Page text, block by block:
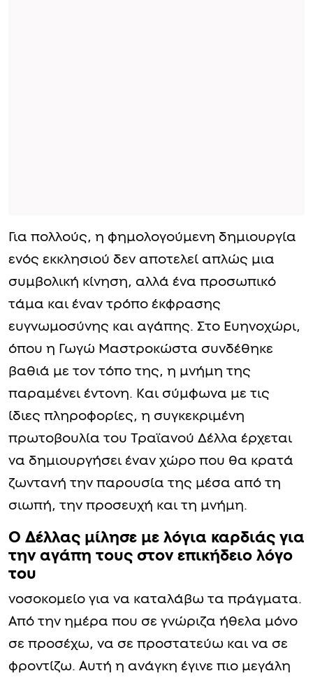
Για πολλούς, η φημολογούμενη δημιουργία
ενός εκκλησιού δεν αποτελεί απλώς μια
συμβολική κίνηση, αλλά ένα προσωπικό
τάμα και έναν τρόπο έκφρασης
ευγνωμοσύνης και αγάπης. Στο Ευηνοχώρι,
όπου η Γωγώ Μαστροκώστα συνδέθηκε
βαθιά με τον τόπο της, η μνήμη της
παραμένει έντονη. Και σύμφωνα με τις
ίδιες πληροφορίες, η συγκεκριμένη
πρωτοβουλία του Τραϊανού Δέλλα έρχεται
να δημιουργήσει έναν χώρο που θα κρατά
ζωντανή την παρουσία της μέσα από τη
σιωπή, την προσευχή και τη μνήμη.
O Δέλλας μίλησε με λόγια καρδιάς για
την αγάπη τους στον επικήδειο λόγο
του
νοσοκομείο για να καταλάβω τα πράγματα.
Από την ημέρα που σε γνώριζα ήθελα μόνο
σε προσέχω, να σε προστατεύω και να σε
φροντίζω. Αυτή η ανάγκη έγινε πιο μεγάλη